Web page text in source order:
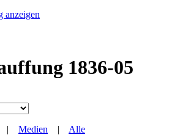
anzeigen
1836-05
| Medien | Alle